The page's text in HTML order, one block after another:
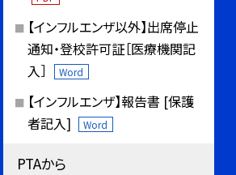
【インフルエンザ以外】出席停止
通知・登校許可証［医療機関記
入］
Word
【インフルエンザ】報告書 [保護
者記入]
Word
PTAから